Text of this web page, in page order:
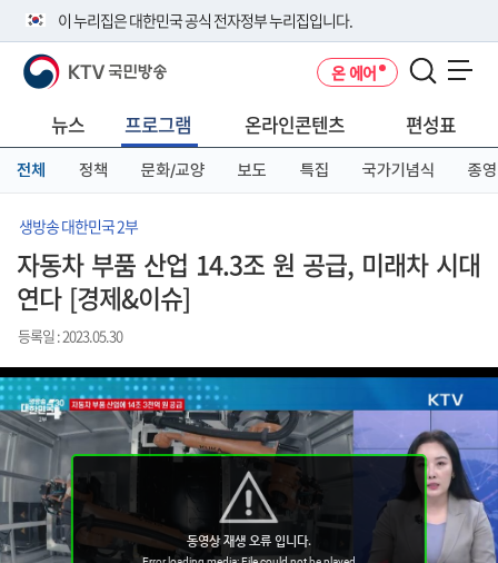
이 누리집은 대한민국 공식 전자정부 누리집입니다.
공식 누리집 주소 확인하기
니다.
이밖에 or.kr 또는 .kr등 다른 도메인 주소를 사용하고 있다면 아래 URL에
서 도메인 주소를 확인해 보세요
KTV 국민방송 온 에어
뉴스 프로그램 온라인콘텐츠 편성표
전체 정책 문화/교양 보도 특집 국가기념식 종영
생방송 대한민국 2부
자동차 부품 산업 14.3조 원 공급, 미래차 시대
연다 [경제&이슈]
등록일 : 2023.05.30